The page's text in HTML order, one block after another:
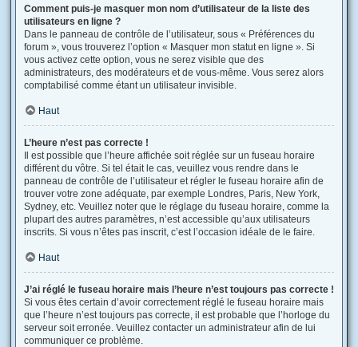
Comment puis-je masquer mon nom d’utilisateur de la liste des
utilisateurs en ligne ?
Dans le panneau de contrôle de l’utilisateur, sous « Préférences du
forum », vous trouverez l’option « Masquer mon statut en ligne ». Si
vous activez cette option, vous ne serez visible que des
administrateurs, des modérateurs et de vous-même. Vous serez alors
comptabilisé comme étant un utilisateur invisible.
Haut
L’heure n’est pas correcte !
Il est possible que l’heure affichée soit réglée sur un fuseau horaire
différent du vôtre. Si tel était le cas, veuillez vous rendre dans le
panneau de contrôle de l’utilisateur et régler le fuseau horaire afin de
trouver votre zone adéquate, par exemple Londres, Paris, New York,
Sydney, etc. Veuillez noter que le réglage du fuseau horaire, comme la
plupart des autres paramètres, n’est accessible qu’aux utilisateurs
inscrits. Si vous n’êtes pas inscrit, c’est l’occasion idéale de le faire.
Haut
J’ai réglé le fuseau horaire mais l’heure n’est toujours pas correcte !
Si vous êtes certain d’avoir correctement réglé le fuseau horaire mais
que l’heure n’est toujours pas correcte, il est probable que l’horloge du
serveur soit erronée. Veuillez contacter un administrateur afin de lui
communiquer ce problème.